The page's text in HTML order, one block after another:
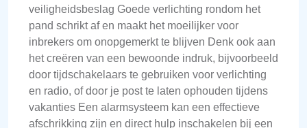
veiligheidsbeslag Goede verlichting rondom het
pand schrikt af en maakt het moeilijker voor
inbrekers om onopgemerkt te blijven Denk ook aan
het creëren van een bewoonde indruk, bijvoorbeeld
door tijdschakelaars te gebruiken voor verlichting
en radio, of door je post te laten ophouden tijdens
vakanties Een alarmsysteem kan een effectieve
afschrikking zijn en direct hulp inschakelen bij een